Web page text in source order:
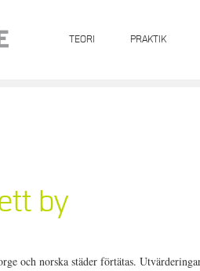
TEORI PRAKTIK
by
och norska städer förtätas.